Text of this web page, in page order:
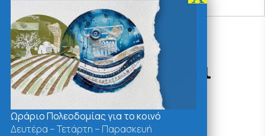
Δράσεις - Χρήσιμοι
Σύνδεσμοι
Ωράριο Πολεοδομίας για το κοινό
Δευτέρα – Τετάρτη – Παρασκευή